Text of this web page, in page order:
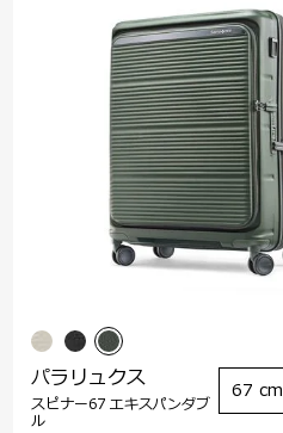
パラリュクス
スピナー67 エキスパンダブ
ル
67 cm